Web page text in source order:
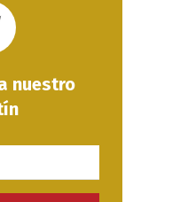
nuestro